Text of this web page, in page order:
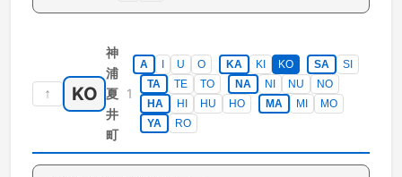
↑ KO
神
浦
夏
井
町
1
A I U O KA KI KO SA
SI
TA
TE TO NA NI NU
NO
HA
HI HU HO MA MI
MO
YA
RO